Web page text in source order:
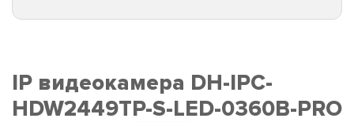
IP видеокамера DH-IPC-
HDW2449TP-S-LED-0360B-PRO